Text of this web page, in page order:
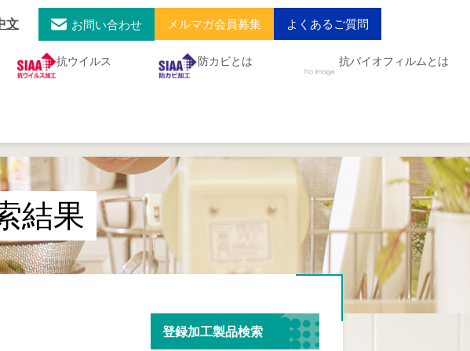
文 お問い合わせ メルマガ会員募集 よくあるご質問
抗ウイルス 防カビとは 抗バイオフィルムとは
結果
登録加工製品検索